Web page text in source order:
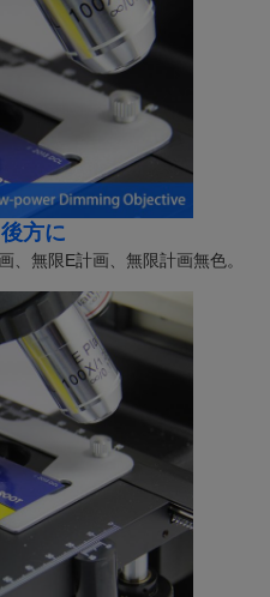
方に
、無限E計画、無限計画無色。